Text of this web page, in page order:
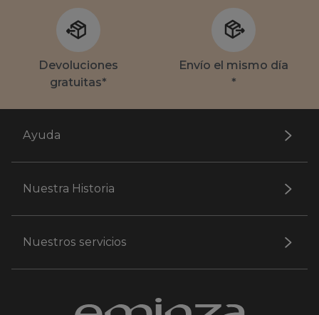
Devoluciones
gratuitas*
Envío el mismo día
*
Ayuda
Nuestra Historia
Nuestros servicios